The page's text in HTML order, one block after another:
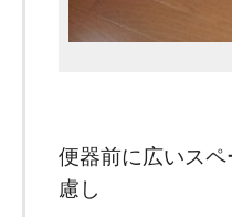
便器前に広いス
慮し